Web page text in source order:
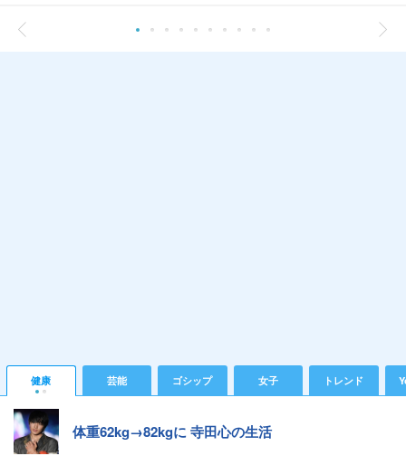
健康 芸能 ゴシップ 女子 トレンド
体重62kg→82kgに 寺田心の生活